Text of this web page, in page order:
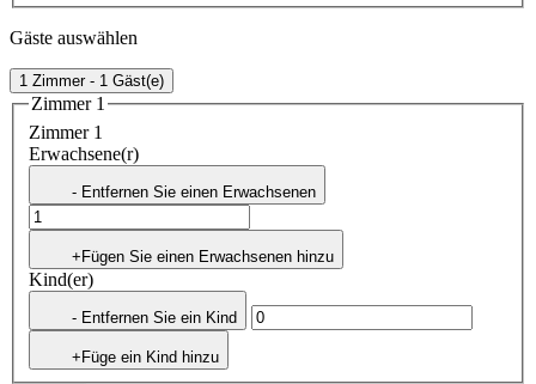
Gäste auswählen
1 Zimmer - 1 Gäst(e)
Zimmer 1
Zimmer 1
Erwachsene(r)
- Entfernen Sie einen Erwachsenen
+Fügen Sie einen Erwachsenen hinzu
Kind(er)
- Entfernen Sie ein Kind
+Füge ein Kind hinzu